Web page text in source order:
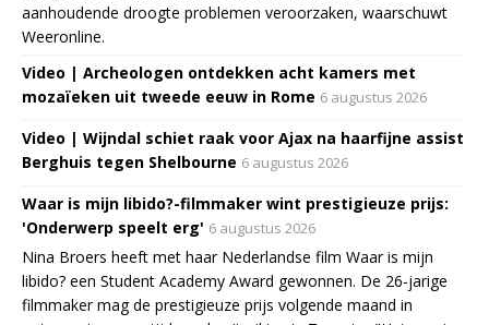
aanhoudende droogte problemen veroorzaken, waarschuwt
Weeronline.
Video | Archeologen ontdekken acht kamers met
mozaïeken uit tweede eeuw in Rome 6 augustus 2026
Video | Wijndal schiet raak voor Ajax na haarfijne assist
Berghuis tegen Shelbourne 6 augustus 2026
Waar is mijn libido?-filmmaker wint prestigieuze prijs:
'Onderwerp speelt erg' 6 augustus 2026
Nina Broers heeft met haar Nederlandse film Waar is mijn
libido? een Student Academy Award gewonnen. De 26-jarige
filmmaker mag de prestigieuze prijs volgende maand in